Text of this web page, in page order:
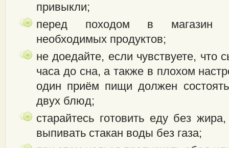
привыкли;
перед походом в магазин
необходимых продуктов;
не доедайте, если чувствуете, что
часа до сна, а также в плохом
один приём пищи должен
двух блюд;
старайтесь готовить еду без
выпивать стакан воды без газа;